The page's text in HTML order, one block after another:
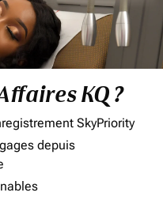
KQ ?
SkyPriority
depuis